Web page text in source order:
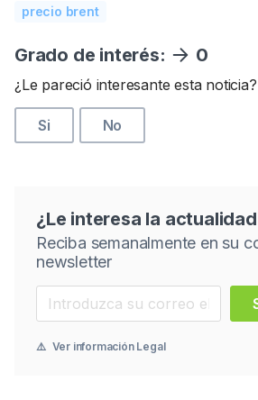
precio brent
Grado de interés: 0
¿Le pareció interesante esta noticia?
Si No
¿Le interesa la
Reciba semanalmente en su
newsletter
⚠️ Ver información Legal